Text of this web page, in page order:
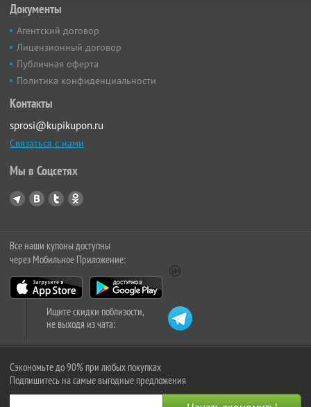
Документы
Агентский договор
Лицензионный договор
Публичная оферта
Политика конфиденциальности
Контакты
sprosi@kupikupon.ru
Связаться с нами
Мы в Соцсетях
Все наши купоны доступны
через Мобильное Приложение:
Ищите скидки поблизости,
не выходя из чата:
Сэкономьте до 90% при любых покупках
Подпишитесь на самые выгодные предложения